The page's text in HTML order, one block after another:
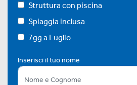
Struttura con piscina
Spiaggia inclusa
7gg a Luglio
Inserisci il tuo nome